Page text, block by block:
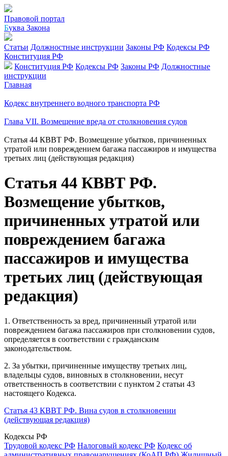
Правовой портал
Буква Закона
Статьи Должностные инструкции Законы РФ Кодексы РФ
Конституция РФ
Конституция РФ Кодексы РФ Законы РФ Должностные
инструкции
Главная
Кодекс внутреннего водного транспорта РФ
Глава VII. Возмещение вреда от столкновения судов
Статья 44 КВВТ РФ. Возмещение убытков, причиненных
утратой или повреждением багажа пассажиров и имущества
третьих лиц (действующая редакция)
Статья 44 КВВТ РФ.
Возмещение убытков,
причиненных утратой или
повреждением багажа
пассажиров и имущества
третьих лиц (действующая
редакция)
1. Ответственность за вред, причиненный утратой или
повреждением багажа пассажиров при столкновении судов,
определяется в соответствии с гражданским
законодательством.
2. За убытки, причиненные имуществу третьих лиц,
владельцы судов, виновных в столкновении, несут
ответственность в соответствии с пунктом 2 статьи 43
настоящего Кодекса.
Статья 43 КВВТ РФ. Вина судов в столкновении
(действующая редакция)
Кодексы РФ
Трудовой кодекс РФ Налоговый кодекс РФ Кодекс об